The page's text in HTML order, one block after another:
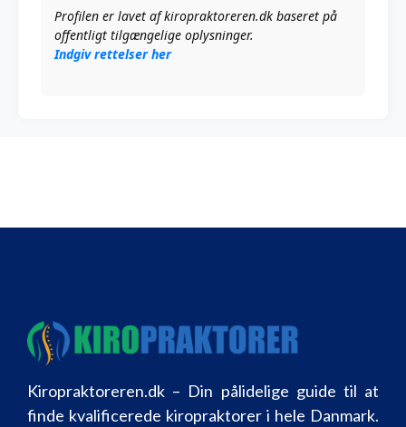
Profilen er lavet af kiropraktoreren.dk baseret på
offentligt tilgængelige oplysninger.
Indgiv rettelser her
Kiropraktoreren.dk – Din pålidelige guide til at
finde kvalificerede kiropraktorer i hele Danmark.